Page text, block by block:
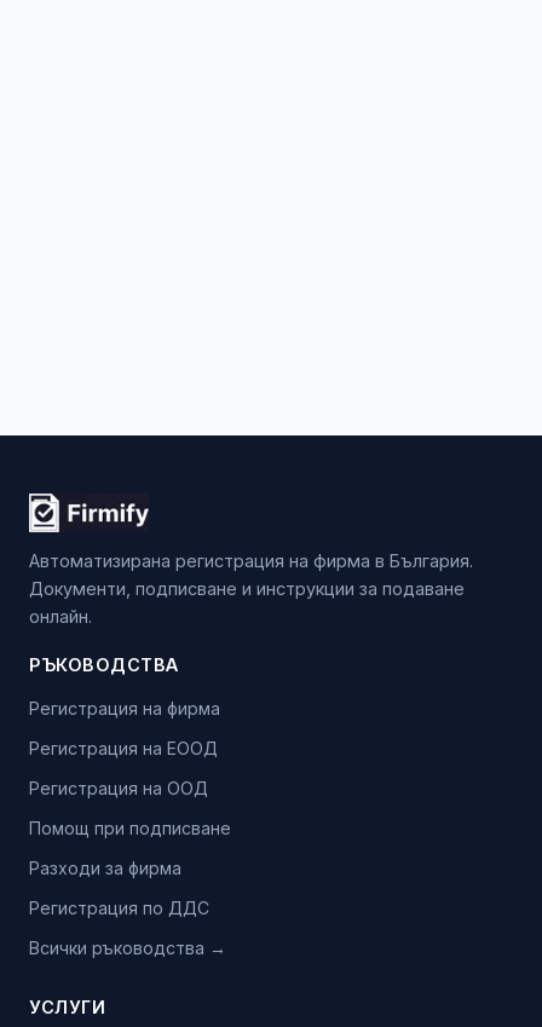
Автоматизирана регистрация на фирма в България.
Документи, подписване и инструкции за подаване
онлайн.
РЪКОВОДСТВА
Регистрация на фирма
Регистрация на ЕООД
Регистрация на ООД
Помощ при подписване
Разходи за фирма
Регистрация по ДДС
Всички ръководства →
УСЛУГИ